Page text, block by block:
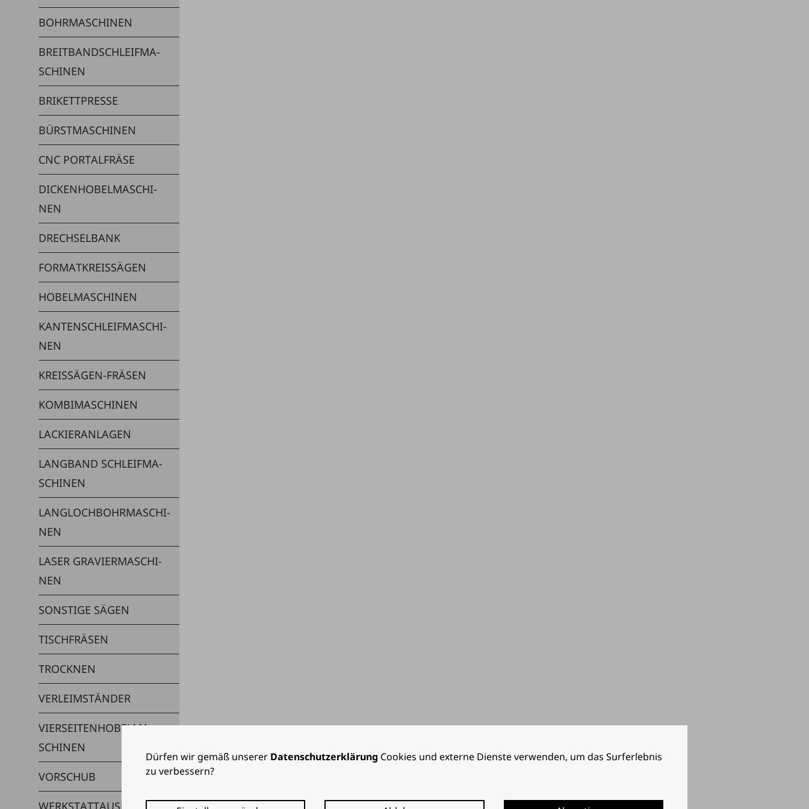
BOHR­MA­SCHI­NEN
BREIT­BAND­SCHLEIF­MA­
SCHI­NEN
BRI­KETT­PRES­SE
BÜRST­MA­SCHI­NEN
CNC POR­TAL­FRÄ­SE
DI­CKEN­HO­BEL­MA­SCHI­
NEN
DRECH­SEL­BANK
FOR­MAT­KREIS­SÄ­GEN
HO­BEL­MA­SCHI­NEN
KAN­TEN­SCHLEIF­MA­SCHI­
NEN
KREIS­SÄ­GEN-FRÄ­SEN
KOM­BI­MA­SCHI­NEN
LA­CKIER­AN­LA­GEN
LANG­BAND SCHLEIF­MA­
SCHI­NEN
LANG­LOCH­BOHR­MA­SCHI­
NEN
LA­SER GRA­VIER­MA­SCHI­
NEN
SONS­TI­GE SÄ­GEN
TISCH­FRÄ­SEN
TROCK­NEN
VER­LEIM­STÄN­DER
VIER­SEI­TEN­HO­BEL­MA­
SCHI­NEN
VOR­SCHUB
WERK­STATT­AUS­RÜS­TUNG
Dürfen wir gemäß unserer Datenschutzerklärung Cookies und externe Dienste verwenden, um das Surferlebnis
zu verbessern?